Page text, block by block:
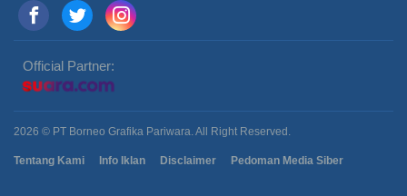
Official Partner:
2026 © PT Borneo Grafika Pariwara. All Right Reserved.
Tentang Kami Info Iklan Disclaimer Pedoman Media Siber